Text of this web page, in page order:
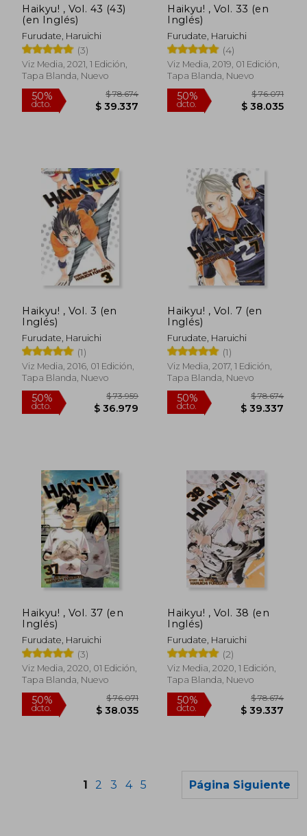
50%
dcto. $ 39.337
50%
dcto.
50% $ 78.674 50%
Haikyu! , Vol. 43 (43)
(en Inglés)
Furudate, Haruichi
(3)
Viz Media, 2021, 1 Edición,
Tapa Blanda, Nuevo
Haikyu! , Vol. 33 (en
Inglés)
Furudate, Haruichi
(4)
Viz Media, 2019, 01 Edición,
Tapa Blanda, Nuevo
Haikyu! , Vol. 3 (en
Inglés)
Furudate, Haruichi
(1)
Viz Media, 2016, 01 Edición,
Tapa Blanda, Nuevo
Haikyu! , Vol. 7 (en
Inglés)
Furudate, Haruichi
(1)
Viz Media, 2017, 1 Edición,
Tapa Blanda, Nuevo
Haikyu! , Vol. 37 (en
Inglés)
Furudate, Haruichi
(3)
Viz Media, 2020, 01 Edición,
Tapa Blanda, Nuevo
Haikyu! , Vol. 38 (en
Inglés)
Furudate, Haruichi
(2)
Viz Media, 2020, 1 Edición,
Tapa Blanda, Nuevo
1 2 3 4 5 Página Siguiente